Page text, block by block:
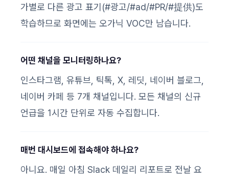
가별로 다른 광고 표기(#광고/#ad/#PR/#提供)도
학습하므로 화면에는 오가닉 VOC만 남습니다.
어떤 채널을 모니터링하나요?
인스타그램, 유튜브, 틱톡, X, 레딧, 네이버 블로그,
네이버 카페 등 7개 채널입니다. 모든 채널의 신규
언급을 1시간 단위로 자동 수집합니다.
매번 대시보드에 접속해야 하나요?
아니요. 매일 아침 Slack 데일리 리포트로 전날 요